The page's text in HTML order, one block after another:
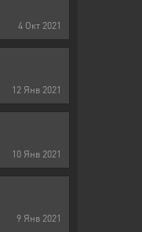
4 Окт 2021
12 Янв 2021
10 Янв 2021
9 Янв 2021